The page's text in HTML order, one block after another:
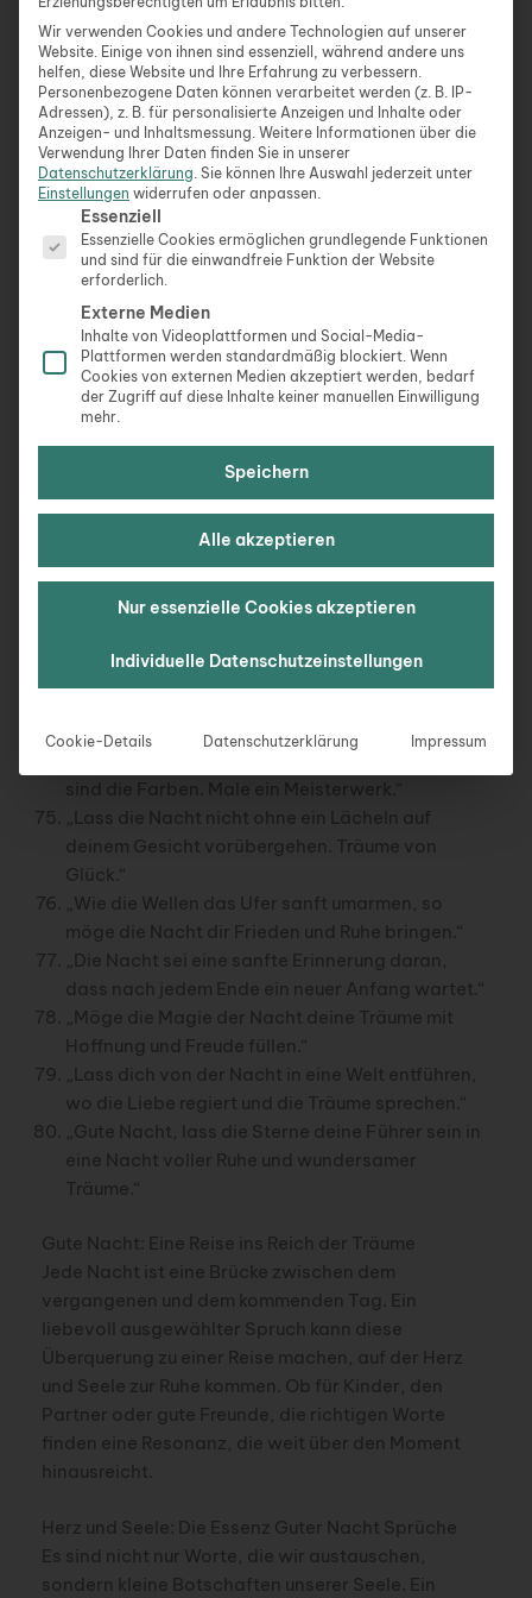
„Gute Nacht, falle sanft in den Schlaf, umgeben
von den Gedanken an morgen, die heller sind als
jeder Stern.“
„In der Stille der Nacht höre auf die Stimme
deines Herzens. Sie erzählt dir von den Träumen,
die wahr werden.“
„Wie die Blätter im Wind, so sollen deine Sorgen
mit der Nacht davonfliegen, dir Ruhe und Frieden
lassend.“
„Der Mond über dir sei ein heller Wächter in der
Nacht, der deine Träume zu wundersamen Orten
führt.“
„Die Sterne mögen leuchten und dir den Weg zu
deinen Träumen weisen, jede Nacht aufs Neue.“
„Mögen die Träume dieser Nacht dich auf eine
Reise mitnehmen, die dein Herz mit Freude
„Die Nacht flüstert Geheimnisse des Universums.
Schließe die Augen und lausche, sie spricht zu
„Gute Nacht, mein Freund. Möge die Dunkelheit
dich in einen Schlaf wiegen, der dich erfrischt
„Die Stille der Nacht sei dein Begleiter auf dem
ist.“
„Lass die Nacht nicht ohne ein Lächeln auf
deinem Gesicht vorübergehen. Träume von
Glück.“
„Wie die Wellen das Ufer sanft umarmen, so
möge die Nacht dir Frieden und Ruhe bringen.“
„Die Nacht sei eine sanfte Erinnerung daran,
dass nach jedem Ende ein neuer Anfang wartet.“
„Möge die Magie der Nacht deine Träume mit
Hoffnung und Freude füllen.“
„Lass dich von der Nacht in eine Welt entführen,
wo die Liebe regiert und die Träume sprechen.“
„Gute Nacht, lass die Sterne deine Führer sein in
eine Nacht voller Ruhe und wundersamer
Träume.“
Gute Nacht: Eine Reise ins Reich der Träume
Jede Nacht ist eine Brücke zwischen dem
vergangenen und dem kommenden Tag. Ein
liebevoll ausgewählter Spruch kann diese
Überquerung zu einer Reise machen, auf der Herz
und Seele zur Ruhe kommen. Ob für Kinder, den
Partner oder gute Freunde, die richtigen Worte
finden eine Resonanz, die weit über den Moment
hinausreicht.
Herz und Seele: Die Essenz Guter Nacht Sprüche
Es sind nicht nur Worte, die wir austauschen,
sondern kleine Botschaften unserer Seele. Ein
Wir verwenden Cookies und andere Technologien auf unserer
Website. Einige von ihnen sind essenziell, während andere uns
helfen, diese Website und Ihre Erfahrung zu verbessern.
Personenbezogene Daten können verarbeitet werden (z. B. IP-
Adressen), z. B. für personalisierte Anzeigen und Inhalte oder
Anzeigen- und Inhaltsmessung. Weitere Informationen über die
Verwendung Ihrer Daten finden Sie in unserer
Datenschutzerklärung. Sie können Ihre Auswahl jederzeit unter
Einstellungen widerrufen oder anpassen.
Es folgt eine Liste der Service-Gruppen, für die eine
Essenziell
Essenzielle Cookies ermöglichen grundlegende Funktionen
und sind für die einwandfreie Funktion der Website
erforderlich.
Externe Medien
Inhalte von Videoplattformen und Social-Media-
Plattformen werden standardmäßig blockiert. Wenn
Cookies von externen Medien akzeptiert werden, bedarf
der Zugriff auf diese Inhalte keiner manuellen Einwilligung
mehr.
Speichern
Alle akzeptieren
Nur essenzielle Cookies akzeptieren
Individuelle Datenschutzeinstellungen
Cookie-Details Datenschutzerklärung Impressum